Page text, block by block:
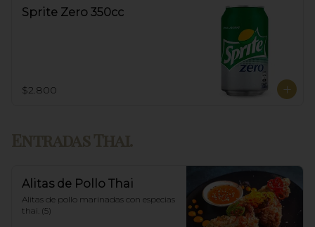
Sprite Zero 350cc
$2.800
Entradas Thai.
Alitas de Pollo Thai
Alitas de pollo marinadas con especias
thai. (5)